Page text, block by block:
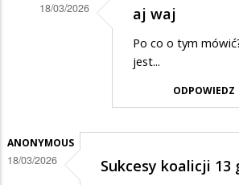
18/03/2026
na
aj waj
Po co o tym
jest...
ODPOWIEDZ
ANONYMOUS
18/03/2026 Sukcesy koalicji 13